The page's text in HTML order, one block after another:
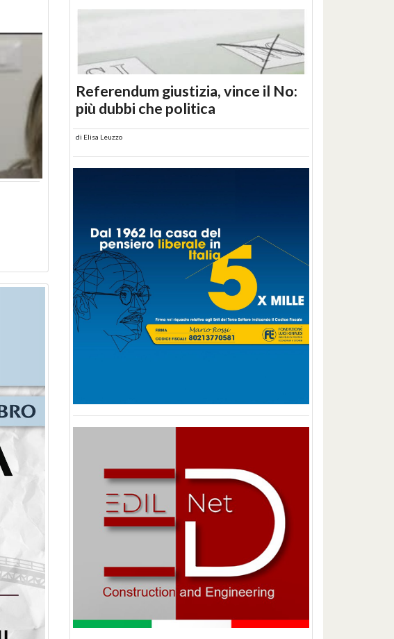
Referendum giustizia, vince il No:
più dubbi che politica
di Elisa Leuzzo